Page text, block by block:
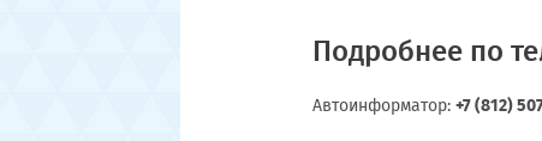
Подробнее по
Автоинформатор: +7 (812)